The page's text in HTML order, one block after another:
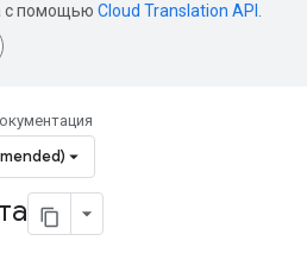
с помощью Cloud Translation API